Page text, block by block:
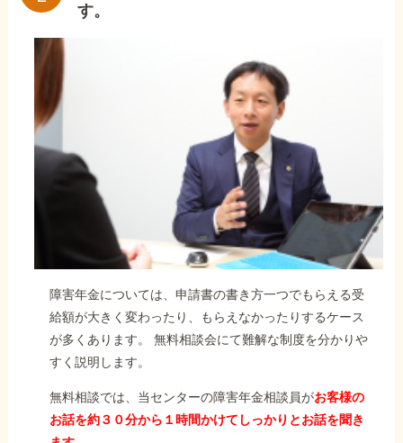
す。
障害年金については、申請書の書き方一つでもらえる受
給額が大きく変わったり、もらえなかったりするケース
が多くあります。 無料相談会にて難解な制度を分かりや
すく説明します。
無料相談では、当センターの障害年金相談員がお客様の
お話を約３０分から１時間かけてしっかりとお話を聞き